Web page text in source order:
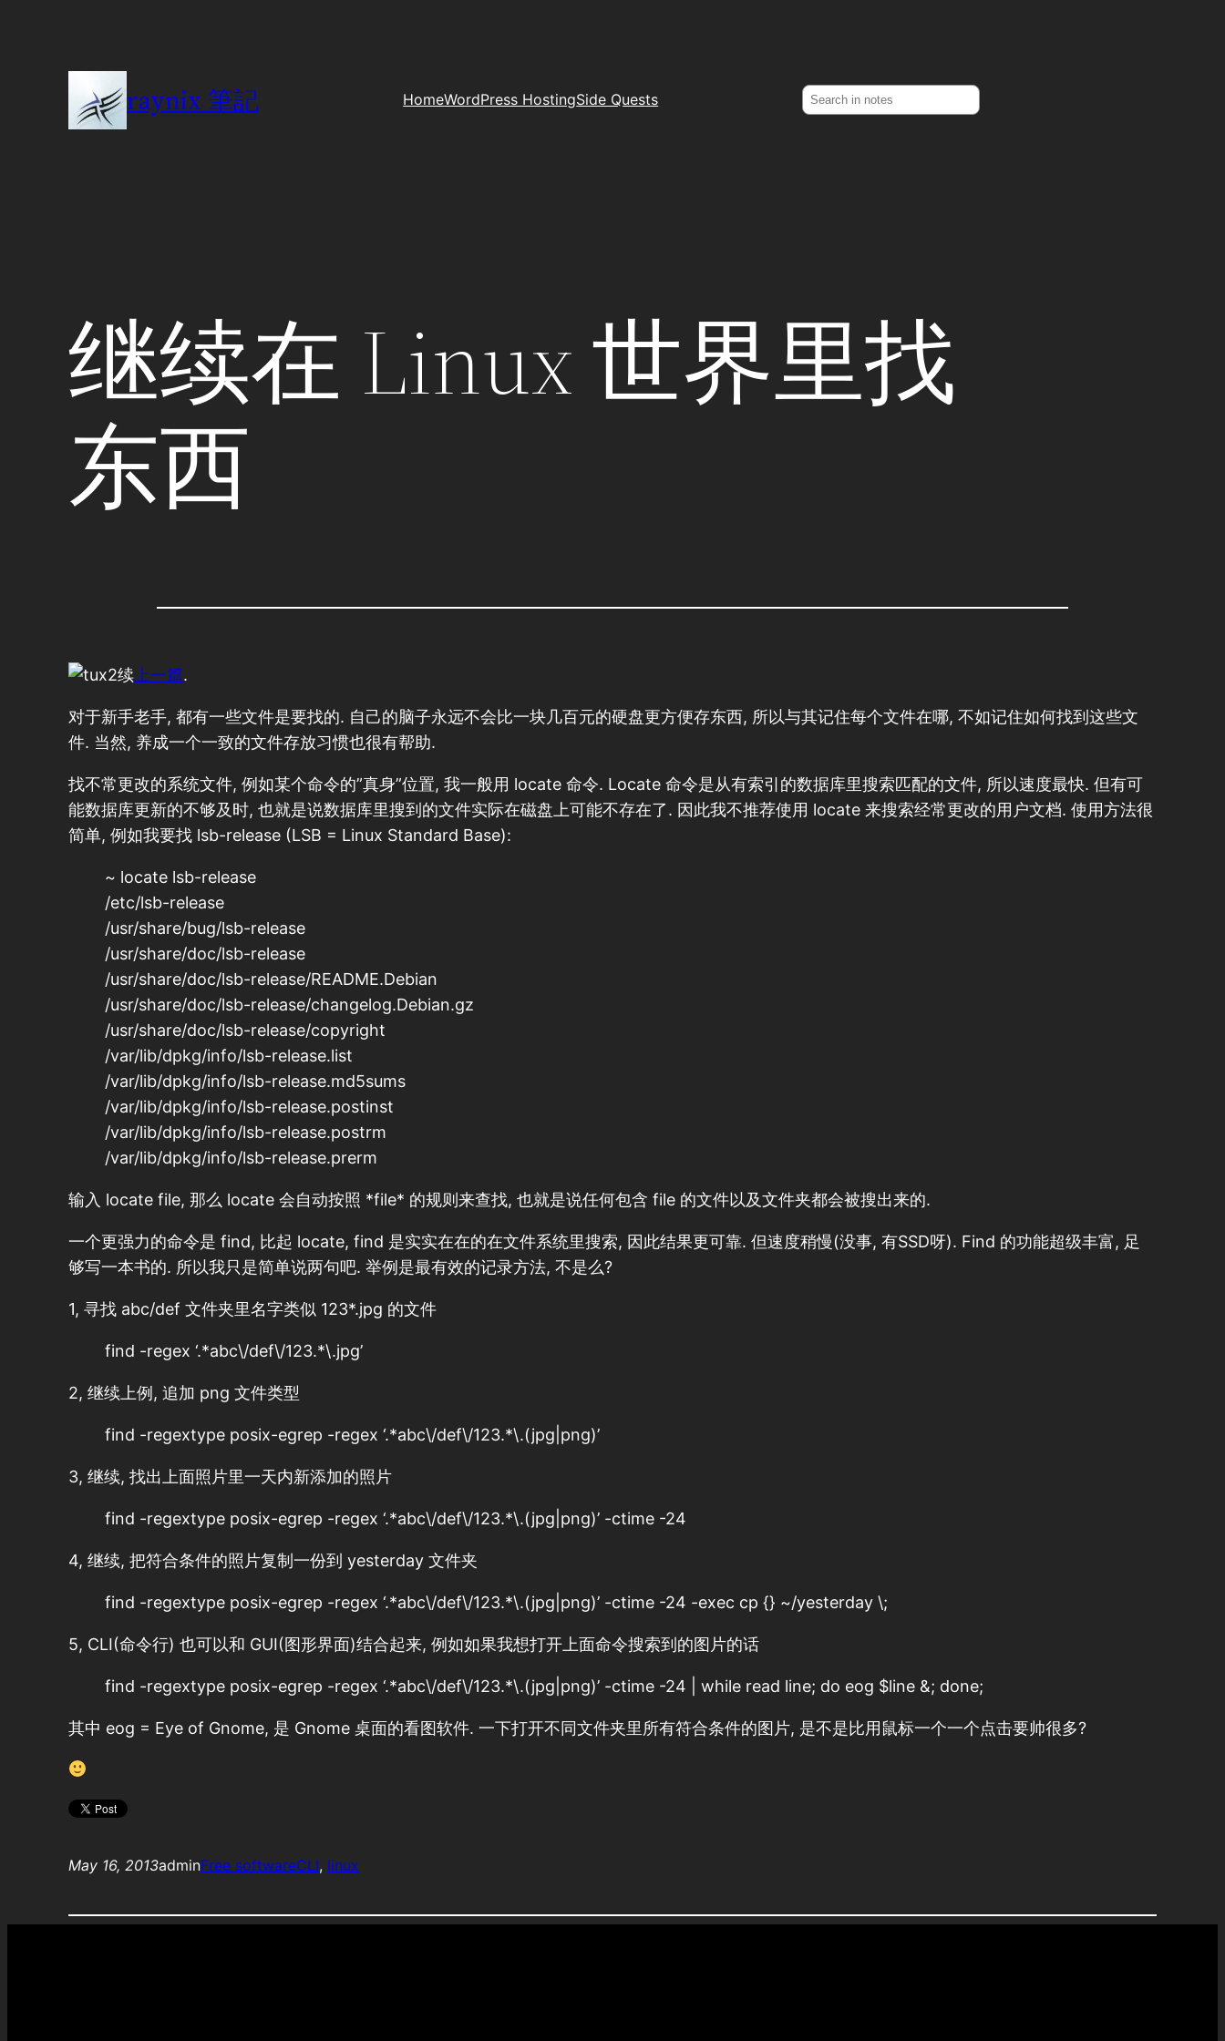
raynix 筆記 HomeWordPress HostingSide Quests Search
继续在 Linux 世界里找
东西
续 上一篇.
对于新手老手, 都有一些文件是要找的. 自己的脑子永远不会比一块几百元的硬盘更方便存东西, 所以与其记住每个文件在哪, 不如记住如何找到这些文
件. 当然, 养成一个一致的文件存放习惯也很有帮助.
找不常更改的系统文件, 例如某个命令的”真身”位置, 我一般用 locate 命令. Locate 命令是从有索引的数据库里搜索匹配的文件, 所以速度最快. 但有可
能数据库更新的不够及时, 也就是说数据库里搜到的文件实际在磁盘上可能不存在了. 因此我不推荐使用 locate 来搜索经常更改的用户文档. 使用方法很
简单, 例如我要找 lsb-release (LSB = Linux Standard Base):
~ locate lsb-release
/etc/lsb-release
/usr/share/bug/lsb-release
/usr/share/doc/lsb-release
/usr/share/doc/lsb-release/README.Debian
/usr/share/doc/lsb-release/changelog.Debian.gz
/usr/share/doc/lsb-release/copyright
/var/lib/dpkg/info/lsb-release.list
/var/lib/dpkg/info/lsb-release.md5sums
/var/lib/dpkg/info/lsb-release.postinst
/var/lib/dpkg/info/lsb-release.postrm
/var/lib/dpkg/info/lsb-release.prerm
输入 locate file, 那么 locate 会自动按照 *file* 的规则来查找, 也就是说任何包含 file 的文件以及文件夹都会被搜出来的.
一个更强力的命令是 find, 比起 locate, find 是实实在在的在文件系统里搜索, 因此结果更可靠. 但速度稍慢(没事, 有SSD呀). Find 的功能超级丰富, 足
够写一本书的. 所以我只是简单说两句吧. 举例是最有效的记录方法, 不是么?
1, 寻找 abc/def 文件夹里名字类似 123*.jpg 的文件
find -regex ‘.*abc\/def\/123.*\.jpg’
2, 继续上例, 追加 png 文件类型
find -regextype posix-egrep -regex ‘.*abc\/def\/123.*\.(jpg|png)’
3, 继续, 找出上面照片里一天内新添加的照片
find -regextype posix-egrep -regex ‘.*abc\/def\/123.*\.(jpg|png)’ -ctime -24
4, 继续, 把符合条件的照片复制一份到 yesterday 文件夹
find -regextype posix-egrep -regex ‘.*abc\/def\/123.*\.(jpg|png)’ -ctime -24 -exec cp {} ~/yesterday \;
5, CLI(命令行) 也可以和 GUI(图形界面)结合起来, 例如如果我想打开上面命令搜索到的图片的话
find -regextype posix-egrep -regex ‘.*abc\/def\/123.*\.(jpg|png)’ -ctime -24 | while read line; do eog $line &; done;
其中 eog = Eye of Gnome, 是 Gnome 桌面的看图软件. 一下打开不同文件夹里所有符合条件的图片, 是不是比用鼠标一个一个点击要帅很多?
May 16, 2013adminFree softwareCLI, linux